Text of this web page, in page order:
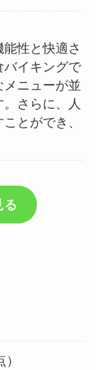
性と快適さ
バイキングで
ニューが並
さらに、人
とができ、
る